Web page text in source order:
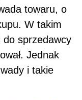
towaru, o
W takim
do sprzedawcy
Jednak
i takie